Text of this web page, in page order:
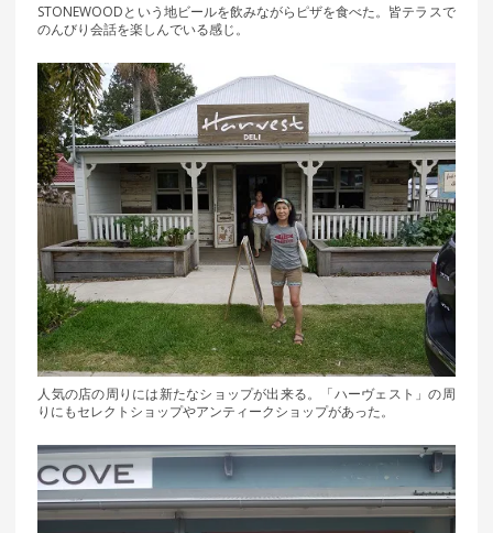
STONEWOODという地ビールを飲みながらピザを食べた。皆テラスで
のんびり会話を楽しんでいる感じ。
人気の店の周りには新たなショップが出来る。「ハーヴェスト」の周
りにもセレクトショップやアンティークショップがあった。